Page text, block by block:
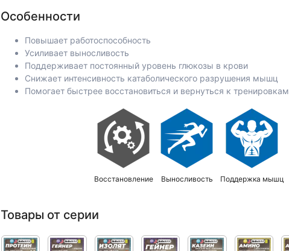
Особенности
Повышает работоспособность
Усиливает выносливость
Поддерживает постоянный уровень глюкозы в крови
Снижает интенсивность катаболического разрушения мышц
Помогает быстрее восстановиться и вернуться к тренировкам
Восстановление Выносливость Поддержка мышц
Товары от серии